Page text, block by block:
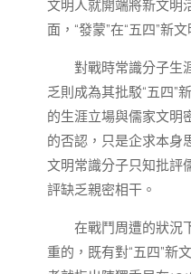
文明人就開端將新文明
面，“發蒙”在“五四”新
對戰時常識分子生
乏則成為其批駁“五四”
的生涯立場與儒家文明
的否認，只是企求本身
文明常識分子只知批評
評缺乏親密相干。
在戰鬥周遭的狀況
重的，既有對“五四”新